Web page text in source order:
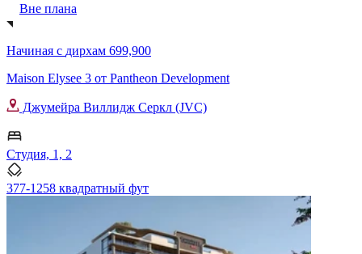
Вне плана
Начиная с дирхам 699,900
Maison Elysee 3 от Pantheon Development
Джумейра Виллидж Серкл (JVC)
Студия, 1, 2
377-1258 квадратный фут